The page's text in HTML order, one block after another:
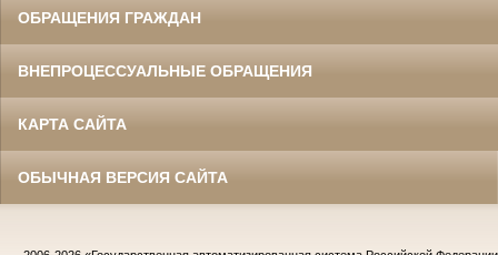
ОБРАЩЕНИЯ ГРАЖДАН
ВНЕПРОЦЕССУАЛЬНЫЕ ОБРАЩЕНИЯ
КАРТА САЙТА
ОБЫЧНАЯ ВЕРСИЯ САЙТА